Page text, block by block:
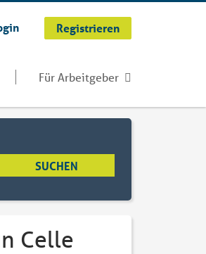
Registrieren
Für Arbeitgeber
Celle